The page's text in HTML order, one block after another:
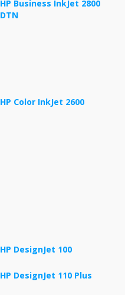
HP Business InkJet 2800
DTN
HP Color InkJet 2600
HP DesignJet 100
HP DesignJet 110 Plus